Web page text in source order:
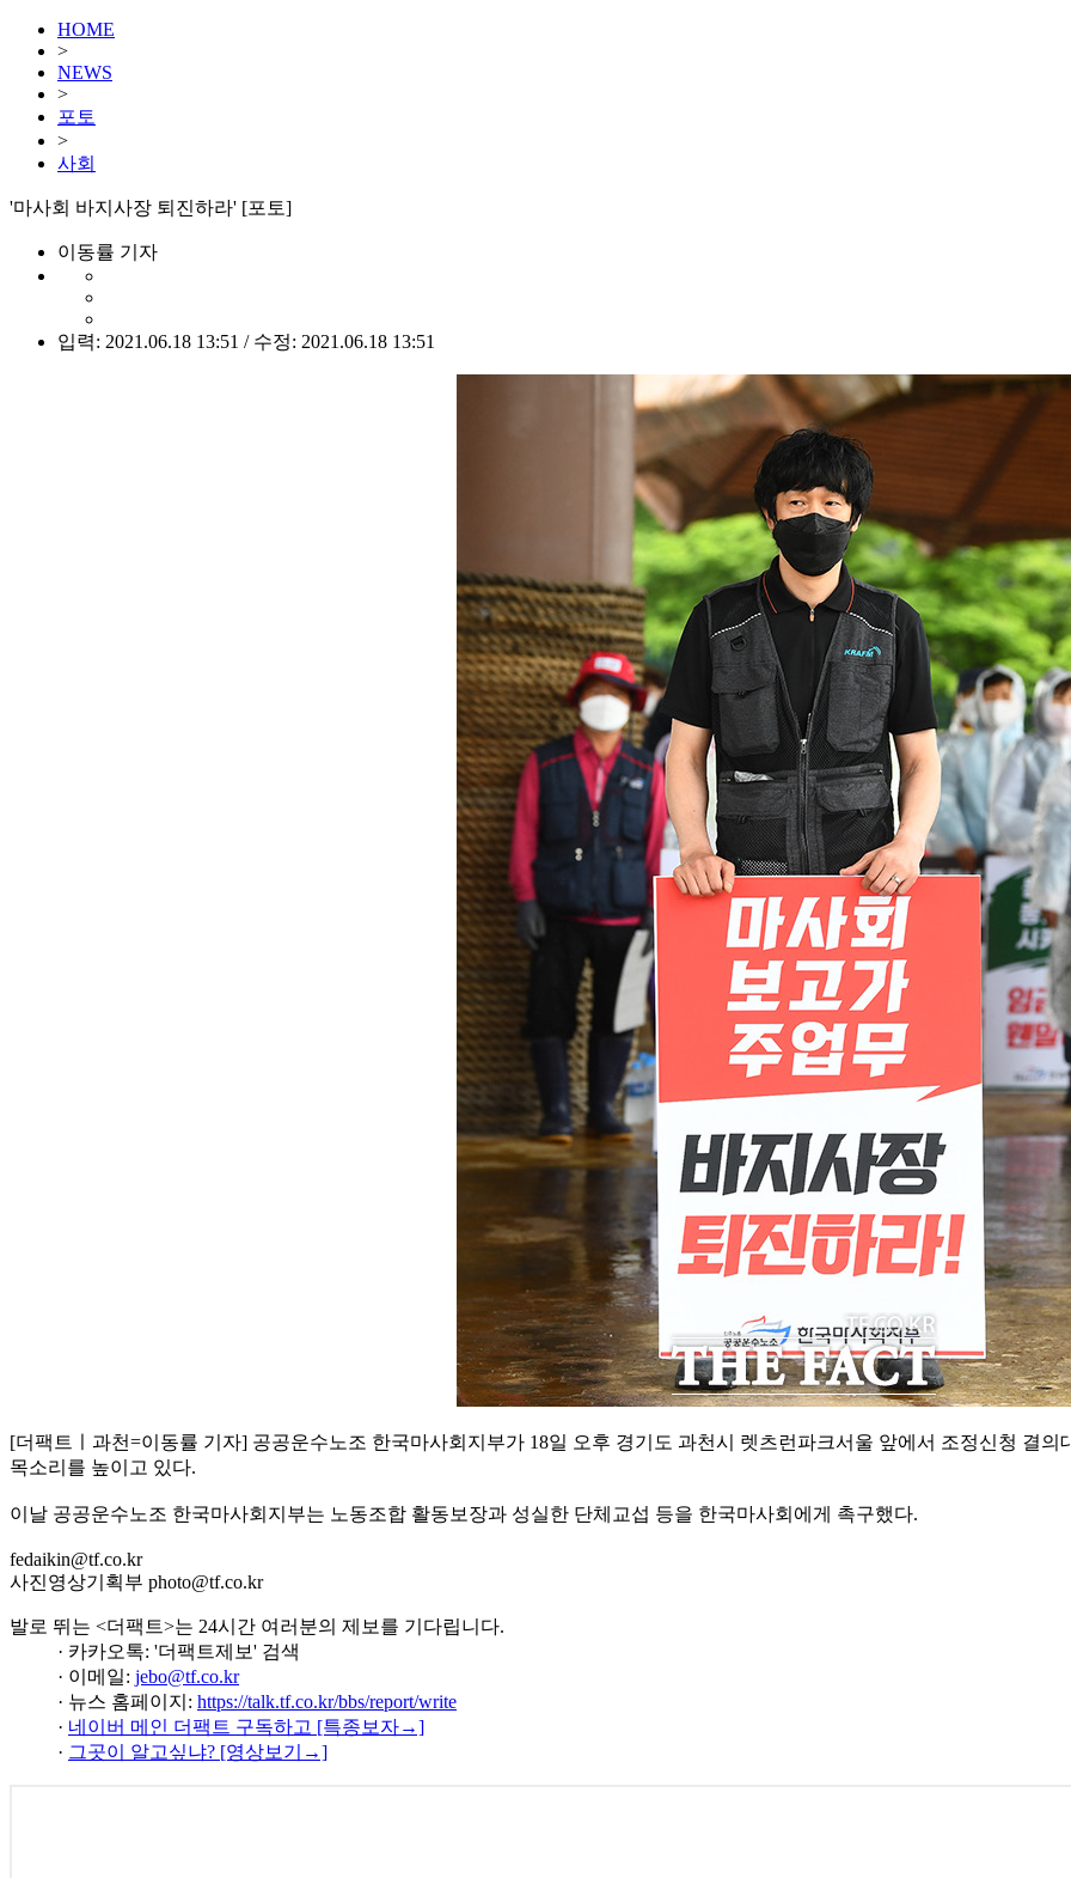
HOME
>
NEWS
>
포토
>
사회
'마사회 바지사장 퇴진하라' [포토]
이동률 기자
입력: 2021.06.18 13:51 / 수정: 2021.06.18 13:51
[더팩트ㅣ과천=이동률 기자] 공공운수노조 한국마사회지부가 18일 오후 경기도 과천시 렛츠런파크서울 앞에서 조정신청 결
목소리를 높이고 있다.
이날 공공운수노조 한국마사회지부는 노동조합 활동보장과 성실한 단체교섭 등을 한국마사회에게 촉구했다.
fedaikin@tf.co.kr
사진영상기획부 photo@tf.co.kr
발로 뛰는 <더팩트>는 24시간 여러분의 제보를 기다립니다.
· 카카오톡: '더팩트제보' 검색
· 이메일: jebo@tf.co.kr
· 뉴스 홈페이지: https://talk.tf.co.kr/bbs/report/write
· 네이버 메인 더팩트 구독하고 [특종보자→]
· 그곳이 알고싶냐? [영상보기→]